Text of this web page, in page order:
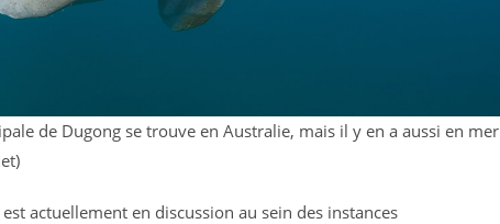
de Dugong se trouve en Australie, mais il y en a aussi en mer
est actuellement en discussion au sein des instances